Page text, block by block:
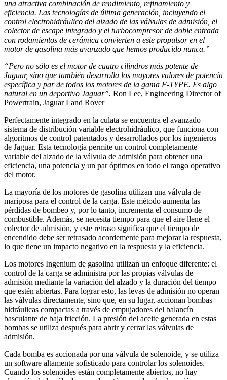
una atractiva combinación de rendimiento, refinamiento y
eficiencia. Las tecnologías de última generación, incluyendo el
control electrohidráulico del alzado de las válvulas de admisión, el
colector de escape integrado y el turbocompresor de doble entrada
con rodamientos de cerámica convierten a este propulsor en el
motor de gasolina más avanzado que hemos producido nunca.”
“Pero no sólo es el motor de cuatro cilindros más potente de
Jaguar, sino que también desarrolla los mayores valores de potencia
específica y par de todos los motores de la gama F-TYPE. Es algo
natural en un deportivo Jaguar”. Ron Lee, Engineering Director of
Powertrain, Jaguar Land Rover
Perfectamente integrado en la culata se encuentra el avanzado
sistema de distribución variable electrohidráulico, que funciona con
algoritmos de control patentados y desarrollados por los ingenieros
de Jaguar. Esta tecnología permite un control completamente
variable del alzado de la válvula de admisión para obtener una
eficiencia, una potencia y un par óptimos en todo el rango operativo
del motor.
La mayoría de los motores de gasolina utilizan una válvula de
mariposa para el control de la carga. Este método aumenta las
pérdidas de bombeo y, por lo tanto, incrementa el consumo de
combustible. Además, se necesita tiempo para que el aire llene el
colector de admisión, y este retraso significa que el tiempo de
encendido debe ser retrasado acordemente para mejorar la respuesta,
lo que tiene un impacto negativo en la respuesta y la eficiencia.
Los motores Ingenium de gasolina utilizan un enfoque diferente: el
control de la carga se administra por las propias válvulas de
admisión mediante la variación del alzado y la duración del tiempo
que estén abiertas. Para lograr esto, las levas de admisión no operan
las válvulas directamente, sino que, en su lugar, accionan bombas
hidráulicas compactas a través de empujadores del balancín
basculante de baja fricción. La presión del aceite generada en estas
bombas se utiliza después para abrir y cerrar las válvulas de
admisión.
Cada bomba es accionada por una válvula de solenoide, y se utiliza
un software altamente sofisticado para controlar los solenoides.
Cuando los solenoides están completamente abiertos, no hay